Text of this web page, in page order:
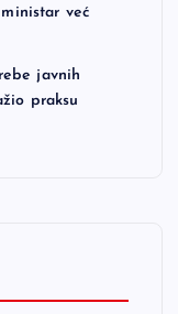
već
javnih
praksu